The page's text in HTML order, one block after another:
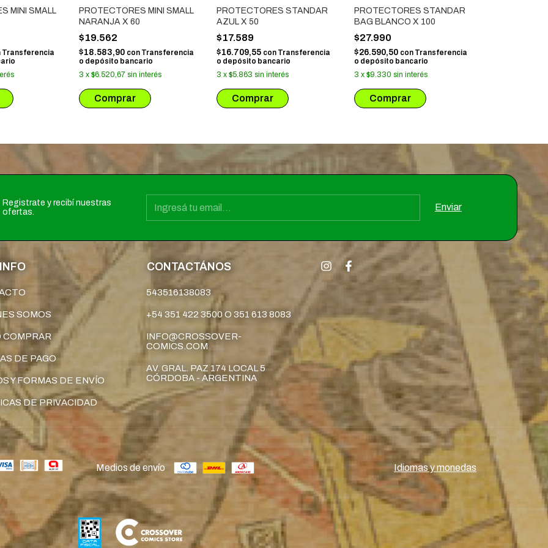
MINI SMALL
Transferencia
PROTECTORES MINI SMALL
NARANJA X 60
$19.562
$18.583,90 con Transferencia
o depósito bancario
3 x $6.520,67 sin interés
PROTECTORES STANDAR
AZUL X 50
$17.589
$16.709,55 con Transferencia
o depósito bancario
3 x $5.863 sin interés
PROTECTORES STANDAR
BAG BLANCO X 100
$27.990
$26.590,50 con Transferencia
o depósito bancario
3 x $9.330 sin interés
Registrate y recibí nuestras
ofertas.
SOMOS
COMPRAR
DE PAGO
Y FORMAS DE ENVÍO
DE PRIVACIDAD
CONTACTÁNOS
543516138083
+54 351 422 3500 O 351 613 8083
INFO@CROSSOVER-
COMICS.COM
AV. GRAL. PAZ 174 LOCAL 5
CÓRDOBA - ARGENTINA
Medios de envío Idiomas y monedas